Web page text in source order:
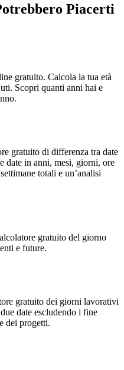
Piacerti
gratuito. Calcola la tua età
Scopri quanti anni hai e
gratuito di differenza tra date
date in anni, mesi, giorni, ore
totali e un’analisi
gratuito del giorno
e future.
gratuito dei giorni lavorativi
date escludendo i fine
dei progetti.